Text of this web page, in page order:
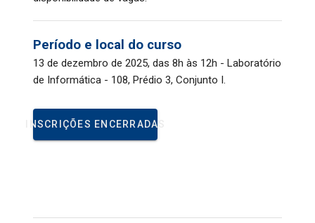
Período e local do curso
13 de dezembro de 2025, das 8h às 12h - Laboratório
de Informática - 108, Prédio 3, Conjunto I.
INSCRIÇÕES ENCERRADAS